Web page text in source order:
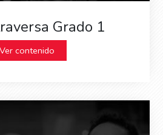
Grado 1
Ver contenido